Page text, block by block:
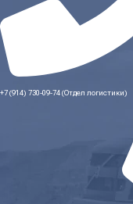
+7 (914) 730-09-74 (Отдел логистики)